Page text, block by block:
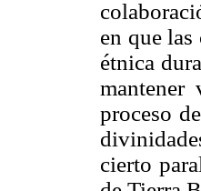
en que
étnica
mantener
proceso
cierto